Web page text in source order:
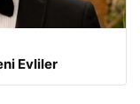
Evliler